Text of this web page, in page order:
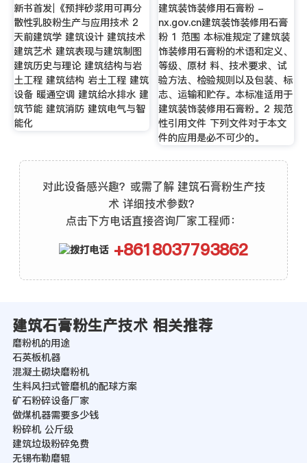
新书首发∣《预拌砂浆用可再分
散性乳胶粉生产与应用技术 2
天前建筑学 建筑设计 建筑技术
建筑艺术 建筑表现与建筑制图
建筑历史与理论 建筑结构与岩
土工程 建筑结构 岩土工程 建筑
设备 暖通空调 建筑给水排水 建
筑节能 建筑消防 建筑电气与智
能化
建筑装饰装修用石膏粉 -
nx.gov.cn建筑装饰装修用石膏
粉 1 范围 本标准规定了建筑装
饰装修用石膏粉的术语和定义、
等级、原材 料、技术要求、试
验方法、检验规则以及包装、标
志、运输和贮存。本标准适用于
建筑装饰装修用石膏粉。2 规范
性引用文件 下列文件对于本文
件的应用是必不可少的。
对此设备感兴趣？或需了解 建筑石膏粉生产技
术 详细技术参数？
点击下方电话直接咨询厂家工程师：
+8618037793862
建筑石膏粉生产技术 相关推荐
磨粉机的用途
石英板机器
混凝土砌块磨粉机
生料风扫式管磨机的配球方案
矿石粉碎设备厂家
做煤机器需要多少钱
粉碎机 公斤级
建筑垃圾粉碎免费
无锡布勒磨辊